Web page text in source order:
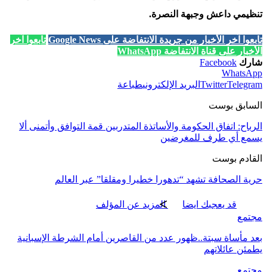
تنظيمي داعش وجبهة النصرة.
تابعوا آخر الأخبار من جريدة الانتفاضة على Google News
تابعوا آخر
الأخبار على قناة الانتفاضة WhatsApp
شارك Facebook
WhatsApp
TwitterTelegram البريد الإلكترونيطباعة
السابق بوست
الرباح: اتفاق الحكومة والأساتذة المتدربين قمة التوافق وأتمنى ألا
يسمع أي طرف للمغرضين
القادم بوست
حرية الصحافة تشهد “تدهورا خطيرا ومقلقا” عبر العالم
قد يعجبك ايضا
المزيد عن المؤلف
مجتمع
بعد مأساة سبتة..ظهور عدد من القاصرين أمام الشرطة الإسبانية
يطمئن عائلاتهم
مجتمع